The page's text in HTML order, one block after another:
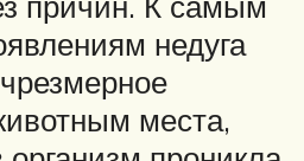
недуга
места,